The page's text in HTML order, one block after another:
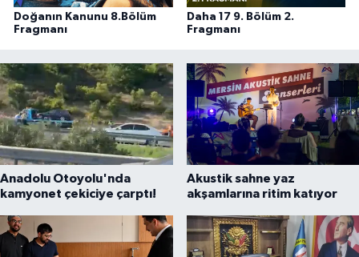
Doğanın Kanunu 8.Bölüm
Fragmanı
Daha 17 9. Bölüm 2.
Fragmanı
Anadolu Otoyolu'nda
kamyonet çekiciye çarptı!
Akustik sahne yaz
akşamlarına ritim katıyor